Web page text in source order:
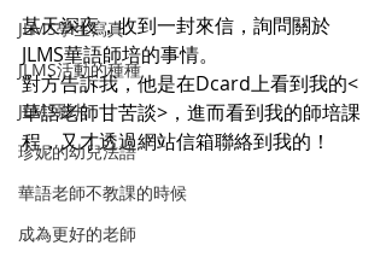
JLMS學生寫真
JLMS活動的種種
JLMS影片
珍妮的幼兒法語
華語老師不教課的時候
成為更好的老師
某天深夜，收到一封來信，詢問關於
JLMS華語師培的事情。
對方告訴我，他是在Dcard上看到我的<
華語老師甘苦談>，進而看到我的師培課
程，又才透過網站信箱聯絡到我的！